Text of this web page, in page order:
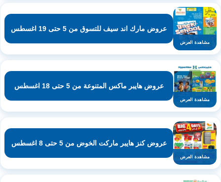
مشاهدة العرض
عروض مارك اند سيف للتسوق من 5 حتى 19 اغسطس
مشاهدة العرض
عروض هايبر ماكس المتنوعة من 5 حتى 18 اغسطس
مشاهدة العرض
عروض كنز هايبر ماركت الخوض من 5 حتى 8 اغسطس